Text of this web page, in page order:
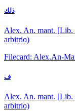
ذلك
Alex. An. mant. [Lib.
arbitrio)
Filecard: Alex.An-
ف
Alex. An. mant. [Lib.
arbitrio)